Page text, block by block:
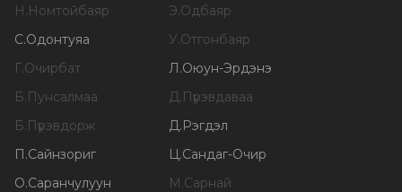
Н.Номтойбаяр Э.Одбаяр
С.Одонтуяа У.Отгонбаяр
Г.Очирбат Л.Оюун-Эрдэнэ
Б.Пунсалмаа Д.Пүрэвдаваа
Б.Пүрэвдорж Д.Рэгдэл
П.Сайнзориг Ц.Сандаг-Очир
О.Саранчулуун М.Сарнай